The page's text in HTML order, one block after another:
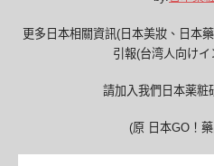
更多日本相關資訊(日本美妝、日本
引報(台湾人向けイ
請加入我們日本薬粧
(原 日本GO！